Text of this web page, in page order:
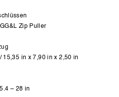
Zip Puller
15,35 in x 7,90 in x 2,50 in
– 28 in